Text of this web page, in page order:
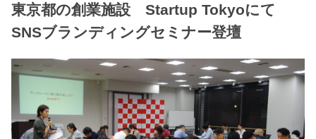
東京都の創業施設 Startup Tokyoにて
SNSブランディングセミナー登壇